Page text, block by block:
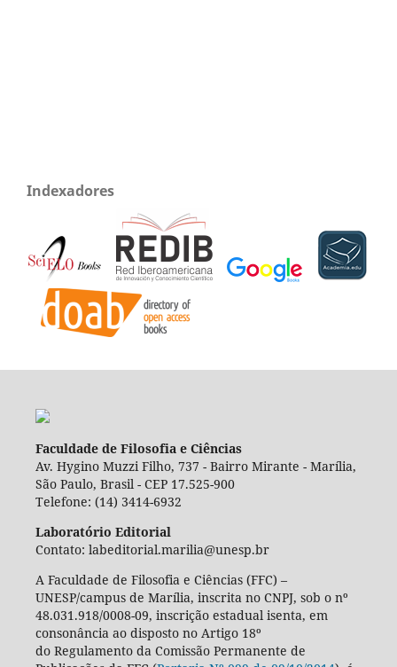
Indexadores
Faculdade de Filosofia e Ciências
Av. Hygino Muzzi Filho, 737 - Bairro Mirante - Marília,
São Paulo, Brasil - CEP 17.525-900
Telefone: (14) 3414-6932
Laboratório Editorial
Contato: labeditorial.marilia@unesp.br
A Faculdade de Filosofia e Ciências (FFC) –
UNESP/campus de Marília, inscrita no CNPJ, sob o nº
48.031.918/0008-09, inscrição estadual isenta, em
consonância ao disposto no Artigo 18º
do Regulamento da Comissão Permanente de